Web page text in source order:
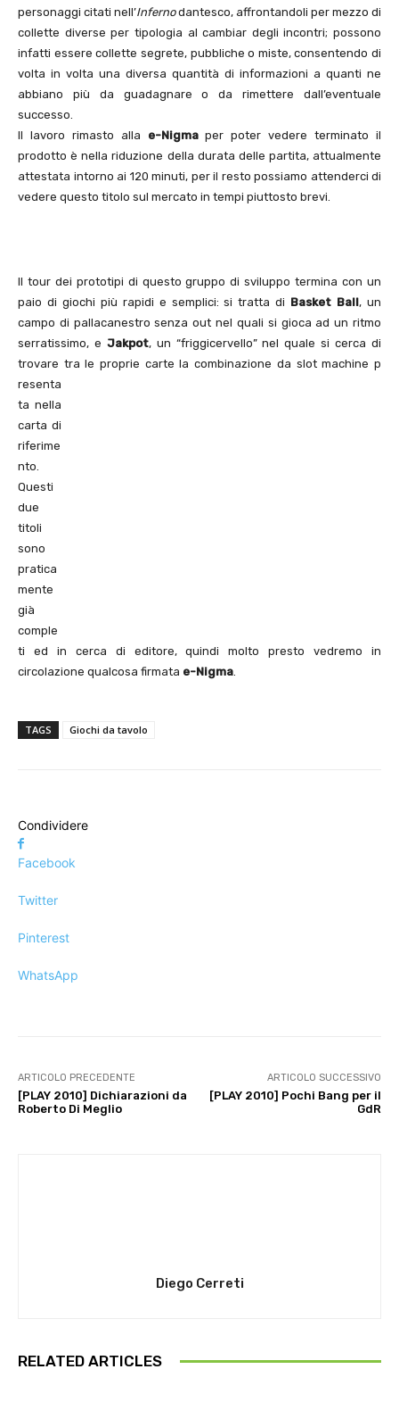
personaggi citati nell’Infernodantesco, affrontandoli per mezzo di
collette diverse per tipologia al cambiar degli incontri; possono
infatti essere collette segrete, pubbliche o miste, consentendo di
volta in volta una diversa quantità di informazioni a quanti ne
abbiano più da guadagnare o da rimettere dall’eventuale
successo.
Il lavoro rimasto alla e-Nigmaper poter vedere terminato il
prodotto è nella riduzione della durata delle partita, attualmente
attestata intorno ai 120 minuti, per il resto possiamo attenderci di
vedere questo titolo sul mercato in tempi piuttosto brevi.
Il tour dei prototipi di questo gruppo di sviluppo termina con un
paio di giochi più rapidi e semplici: si tratta di Basket Ball, un
campo di pallacanestro senza out nel quali si gioca ad un ritmo
serratissimo, e Jakpot, un “friggicervello” nel quale si cerca di
trovare tra le proprie carte la combinazione da slot machine p
resenta
ta nella
carta di
riferime
nto.
Questi
due
titoli
sono
pratica
mente
già
comple
ti ed in cerca di editore, quindi molto presto vedremo in
circolazione qualcosa firmata e-Nigma.
TAGS Giochi da tavolo
Condividere
Facebook
Twitter
Pinterest
WhatsApp
ARTICOLO PRECEDENTE
[PLAY 2010] Dichiarazioni da
Roberto Di Meglio
ARTICOLO SUCCESSIVO
[PLAY 2010] Pochi Bang per il
GdR
Diego Cerreti
RELATED ARTICLES